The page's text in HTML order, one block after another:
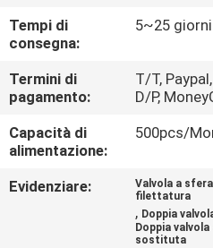
CONTATTACI
BLOG
RICHIEDERE
UN
PREVENTIVO
Tempi di
consegna:
5~25
Termini di
pagamento:
T/T,
D/P,
Capacità di
alimentazione:
500pcs/
Evidenziare:
Valvola a
filettatura
, Doppia
Doppia
sostituta